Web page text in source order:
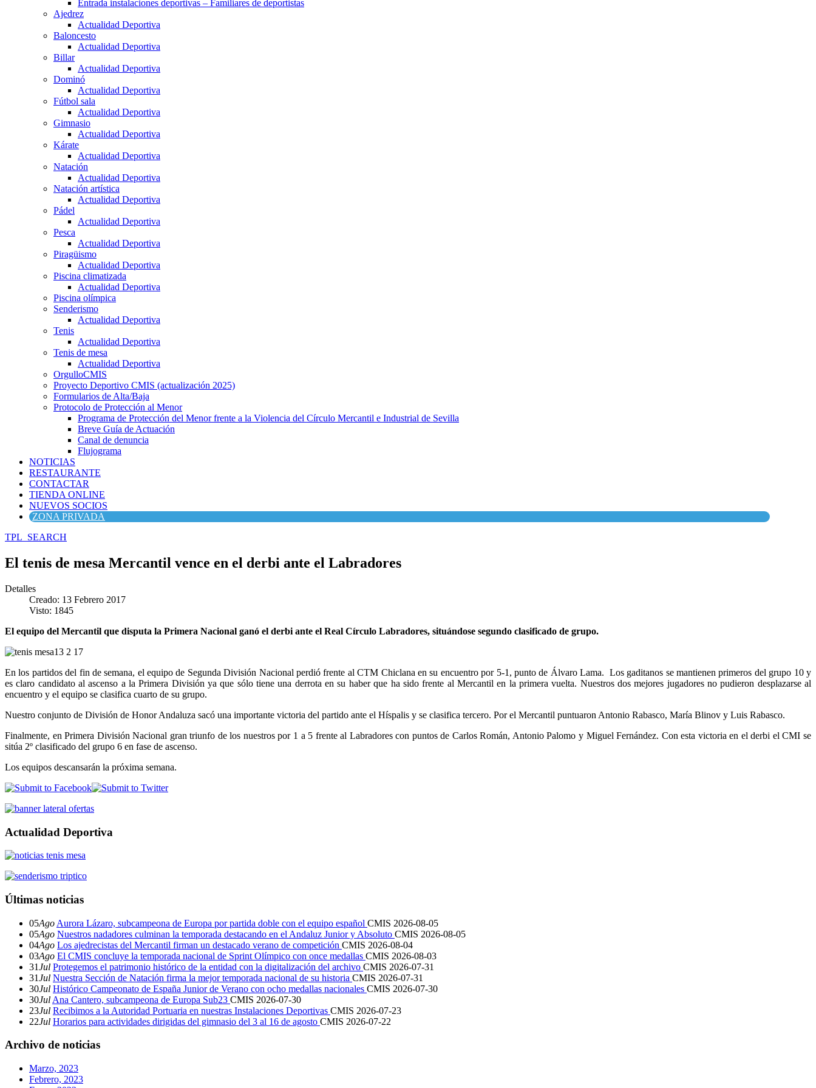
Entrada instalaciones deportivas – Familiares de deportistas
Ajedrez
Actualidad Deportiva
Baloncesto
Actualidad Deportiva
Billar
Actualidad Deportiva
Dominó
Actualidad Deportiva
Fútbol sala
Actualidad Deportiva
Gimnasio
Actualidad Deportiva
Kárate
Actualidad Deportiva
Natación
Actualidad Deportiva
Natación artística
Actualidad Deportiva
Pádel
Actualidad Deportiva
Pesca
Actualidad Deportiva
Piragüismo
Actualidad Deportiva
Piscina climatizada
Actualidad Deportiva
Piscina olímpica
Senderismo
Actualidad Deportiva
Tenis
Actualidad Deportiva
Tenis de mesa
Actualidad Deportiva
OrgulloCMIS
Proyecto Deportivo CMIS (actualización 2025)
Formularios de Alta/Baja
Protocolo de Protección al Menor
Programa de Protección del Menor frente a la Violencia del Círculo Mercantil e Industrial de Sevilla
Breve Guía de Actuación
Canal de denuncia
Flujograma
NOTICIAS
RESTAURANTE
CONTACTAR
TIENDA ONLINE
NUEVOS SOCIOS
ZONA PRIVADA
TPL_SEARCH
El tenis de mesa Mercantil vence en el derbi ante el Labradores
Detalles
Creado: 13 Febrero 2017
Visto: 1845
El equipo del Mercantil que disputa la Primera Nacional ganó el derbi ante el Real Círculo Labradores, situándose segundo clasificado de grupo.
En los partidos del fin de semana, el equipo de Segunda División Nacional perdió frente al CTM Chiclana en su encuentro por 5-1, punto de Álvaro Lama. Los gaditanos se mantienen primeros del grupo 10 y
es claro candidato al ascenso a la Primera División ya que sólo tiene una derrota en su haber que ha sido frente al Mercantil en la primera vuelta. Nuestros dos mejores jugadores no pudieron desplazarse al
encuentro y el equipo se clasifica cuarto de su grupo.
Nuestro conjunto de División de Honor Andaluza sacó una importante victoria del partido ante el Híspalis y se clasifica tercero. Por el Mercantil puntuaron Antonio Rabasco, María Blinov y Luis Rabasco.
Finalmente, en Primera División Nacional gran triunfo de los nuestros por 1 a 5 frente al Labradores con puntos de Carlos Román, Antonio Palomo y Miguel Fernández. Con esta victoria en el derbi el CMI se
sitúa 2º clasificado del grupo 6 en fase de ascenso.
Los equipos descansarán la próxima semana.
Actualidad Deportiva
Últimas noticias
05Ago Aurora Lázaro, subcampeona de Europa por partida doble con el equipo español CMIS 2026-08-05
05Ago Nuestros nadadores culminan la temporada destacando en el Andaluz Junior y Absoluto CMIS 2026-08-05
04Ago Los ajedrecistas del Mercantil firman un destacado verano de competición CMIS 2026-08-04
03Ago El CMIS concluye la temporada nacional de Sprint Olímpico con once medallas CMIS 2026-08-03
31Jul Protegemos el patrimonio histórico de la entidad con la digitalización del archivo CMIS 2026-07-31
31Jul Nuestra Sección de Natación firma la mejor temporada nacional de su historia CMIS 2026-07-31
30Jul Histórico Campeonato de España Junior de Verano con ocho medallas nacionales CMIS 2026-07-30
30Jul Ana Cantero, subcampeona de Europa Sub23 CMIS 2026-07-30
23Jul Recibimos a la Autoridad Portuaria en nuestras Instalaciones Deportivas CMIS 2026-07-23
22Jul Horarios para actividades dirigidas del gimnasio del 3 al 16 de agosto CMIS 2026-07-22
Archivo de noticias
Marzo, 2023
Febrero, 2023